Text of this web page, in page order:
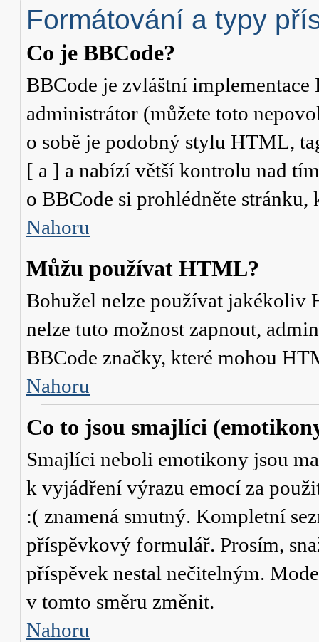
Formátování a typy
Co je BBCode?
BBCode je zvláštní
administrátor (můžete toto
o sobě je podobný stylu HTML,
[ a ] a nabízí větší kontrolu nad
o BBCode si prohlédněte
Nahoru
Můžu používat HTML?
Bohužel nelze používat jakékoliv
nelze tuto možnost zapnout,
BBCode značky, které mohou
Nahoru
Co to jsou smajlíci
Smajlíci neboli emotikony jsou
k vyjádření výrazu emocí za
:( znamená smutný. Kompletní
příspěvkový formulář. Prosím,
příspěvek nestal nečitelným.
v tomto směru změnit.
Nahoru